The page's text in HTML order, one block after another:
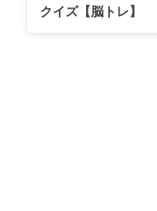
ープ、XGのメンバー
クイズ【脳トレ】